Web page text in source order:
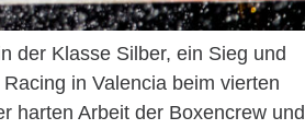
der Klasse Silber, ein Sieg und
in Valencia beim vierten
harten Arbeit der Boxencrew und